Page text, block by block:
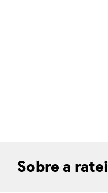
Sobre a